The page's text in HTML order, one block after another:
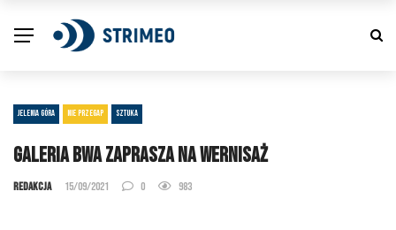
JELENIA GÓRA NIE PRZEGAP SZTUKA
Galeria BWA zaprasza na wernisaż
Redakcja 15/09/2021 0 983